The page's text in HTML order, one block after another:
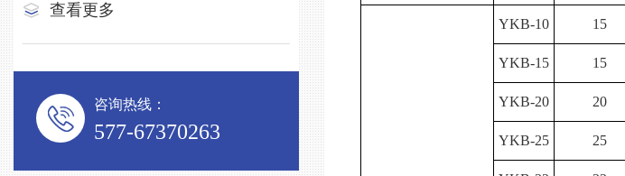
查看更多
咨询热线：
577-67370263
YKB-10 15
YKB-15 15
YKB-20 20
YKB-25 25